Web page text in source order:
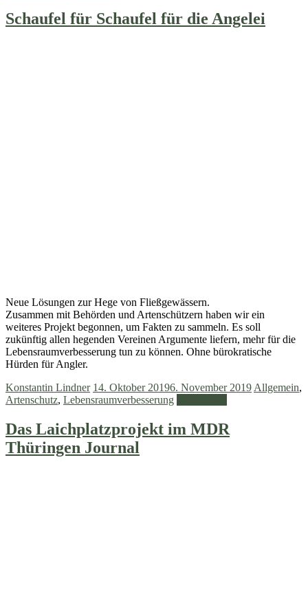
Schaufel für Schaufel für die Angelei
Neue Lösungen zur Hege von Fließgewässern.
Zusammen mit Behörden und Artenschützern haben wir ein
weiteres Projekt begonnen, um Fakten zu sammeln. Es soll
zukünftig allen hegenden Vereinen Argumente liefern, mehr für die
Lebensraumverbesserung tun zu können. Ohne bürokratische
Hürden für Angler.
Konstantin Lindner 14. Oktober 20196. November 2019 Allgemein,
Artenschutz, Lebensraumverbesserung
Das Laichplatzprojekt im MDR
Thüringen Journal